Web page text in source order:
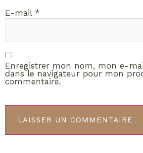
E-mail *
Enregistrer mon nom, mon e-
dans le navigateur pour mon
commentaire.